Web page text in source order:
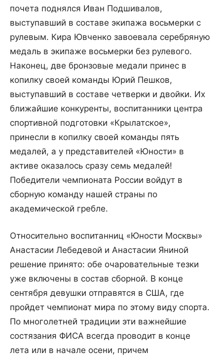
почета поднялся Иван Подшивалов,
выступавший в составе экипажа восьмерки с
рулевым. Кира Ювченко завоевала серебряную
медаль в экипаже восьмерки без рулевого.
Наконец, две бронзовые медали принес в
копилку своей команды Юрий Пешков,
выступавший в составе четверки и двойки. Их
ближайшие конкуренты, воспитанники центра
спортивной подготовки «Крылатское»,
принесли в копилку своей команды пять
медалей, а у представителей «Юности» в
активе оказалось сразу семь медалей!
Победители чемпионата России войдут в
сборную команду нашей страны по
академической гребле.
Относительно воспитанниц «Юности Москвы»
Анастасии Лебедевой и Анастасии Яниной
решение принято: обе очаровательные тезки
уже включены в состав сборной. В конце
сентября девушки отправятся в США, где
пройдет чемпионат мира по этому виду спорта.
По многолетней традиции эти важнейшие
состязания ФИСА всегда проводит в конце
лета или в начале осени, причем